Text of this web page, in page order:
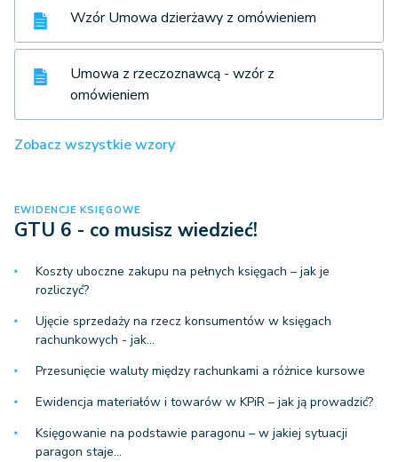
Wzór Umowa dzierżawy z omówieniem
Umowa z rzeczoznawcą - wzór z
omówieniem
Zobacz wszystkie wzory
EWIDENCJE KSIĘGOWE
GTU 6 - co musisz wiedzieć!
Koszty uboczne zakupu na pełnych księgach – jak je
rozliczyć?
Ujęcie sprzedaży na rzecz konsumentów w księgach
rachunkowych - jak…
Przesunięcie waluty między rachunkami a różnice kursowe
Ewidencja materiałów i towarów w KPiR – jak ją prowadzić?
Księgowanie na podstawie paragonu – w jakiej sytuacji
paragon staje…